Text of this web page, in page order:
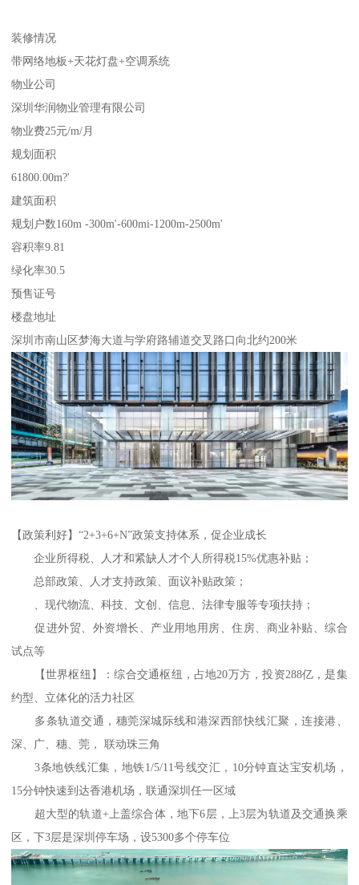
装修情况
带网络地板+天花灯盘+空调系统
物业公司
深圳华润物业管理有限公司
物业费25元/m/月
规划面积
61800.00m?'
建筑面积
规划户数160m -300m'-600mi-1200m-2500m'
容积率9.81
绿化率30.5
预售证号
楼盘地址
深圳市南山区梦海大道与学府路辅道交叉路口向北约200米
【政策利好】“2+3+6+N”政策支持体系，促企业成长
企业所得税、人才和紧缺人才个人所得税15%优惠补贴；
总部政策、人才支持政策、面议补贴政策；
、现代物流、科技、文创、信息、法律专服等专项扶持；
促进外贸、外资增长、产业用地用房、住房、商业补贴、综合
试点等
【世界枢纽】：综合交通枢纽，占地20万方，投资288亿，是集
约型、立体化的活力社区
多条轨道交通，穗莞深城际线和港深西部快线汇聚，连接港、
深、广、穗、莞， 联动珠三角
3条地铁线汇集，地铁1/5/11号线交汇，10分钟直达宝安机场，
15分钟快速到达香港机场，联通深圳任一区域
超大型的轨道+上盖综合体，地下6层，上3层为轨道及交通换乘
区，下3层是深圳停车场，设5300多个停车位